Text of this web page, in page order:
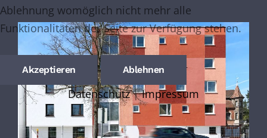
Ablehnung womöglich nicht mehr alle
Funktionalitäten der Seite zur Verfügung stehen.
Akzeptieren Ablehnen
Datenschutz|Impressum